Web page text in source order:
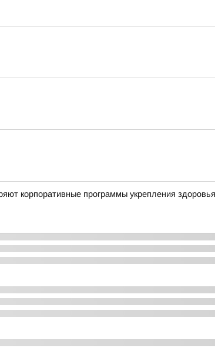
корпоративные программы укрепления здоровья